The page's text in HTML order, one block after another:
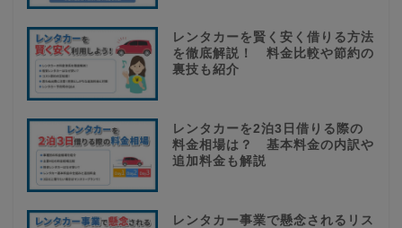
レンタカーを賢く安く借りる方法
を徹底解説！ 料金比較や節約の
裏技も紹介
レンタカーを2泊3日借りる際の
料金相場は？ 基本料金の内訳や
追加料金も解説
レンタカー事業で懸念されるリス